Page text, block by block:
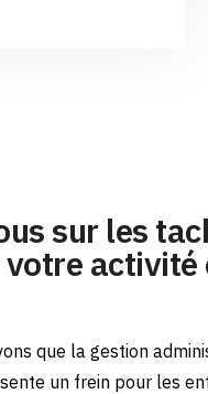
sur les
activité
que la gestion
un frein pour les